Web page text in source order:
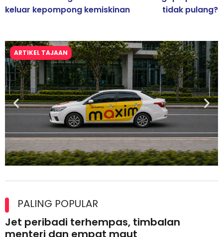
keluar kepompong kemiskinan
tidak pulang?
ARTIKEL TAJAAN
lesen separuh pertama 2026
PALING POPULAR
Jet peribadi terhempas, timbalan
menteri dan empat maut